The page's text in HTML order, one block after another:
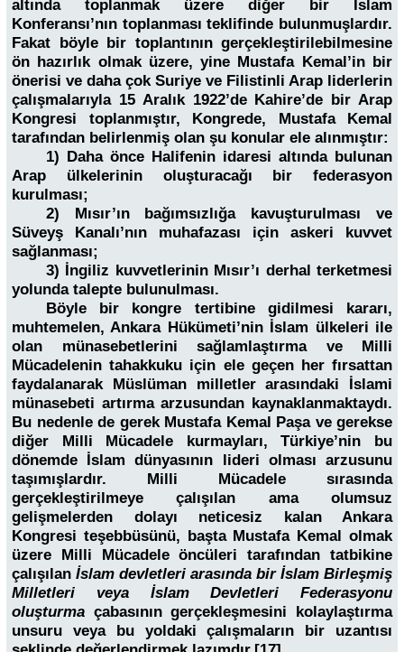
altında toplanmak üzere diğer bir İslam
Konferansı’nın toplanması teklifinde bulunmuşlardır.
Fakat böyle bir toplantının gerçekleştirilebilmesine
ön hazırlık olmak üzere, yine Mustafa Kemal’in bir
önerisi ve daha çok Suriye ve Filistinli Arap liderlerin
çalışmalarıyla 15 Aralık 1922’de Kahire’de bir Arap
Kongresi toplanmıştır, Kongrede, Mustafa Kemal
tarafından belirlenmiş olan şu konular ele alınmıştır:
1) Daha önce Halifenin idaresi altında bulunan
Arap ülkelerinin oluşturacağı bir federasyon
kurulması;
2) Mısır’ın bağımsızlığa kavuşturulması ve
Süveyş Kanalı’nın muhafazası için askeri kuvvet
sağlanması;
3) İngiliz kuvvetlerinin Mısır’ı derhal terketmesi
yolunda talepte bulunulması.
Böyle bir kongre tertibine gidilmesi kararı,
muhtemelen, Ankara Hükümeti’nin İslam ülkeleri ile
olan münasebetlerini sağlamlaştırma ve Milli
Mücadelenin tahakkuku için ele geçen her fırsattan
faydalanarak Müslüman milletler arasındaki İslami
münasebeti artırma arzusundan kaynaklanmaktaydı.
Bu nedenle de gerek Mustafa Kemal Paşa ve gerekse
diğer Milli Mücadele kurmayları, Türkiye’nin bu
dönemde İslam dünyasının lideri olması arzusunu
taşımışlardır. Milli Mücadele sırasında
gerçekleştirilmeye çalışılan ama olumsuz
gelişmelerden dolayı neticesiz kalan Ankara
Kongresi teşebbüsünü, başta Mustafa Kemal olmak
üzere Milli Mücadele öncüleri tarafından tatbikine
çalışılan İslam devletleri arasında bir İslam Birleşmiş
Milletleri veya İslam Devletleri Federasyonu
oluşturma çabasının gerçekleşmesini kolaylaştırma
unsuru veya bu yoldaki çalışmaların bir uzantısı